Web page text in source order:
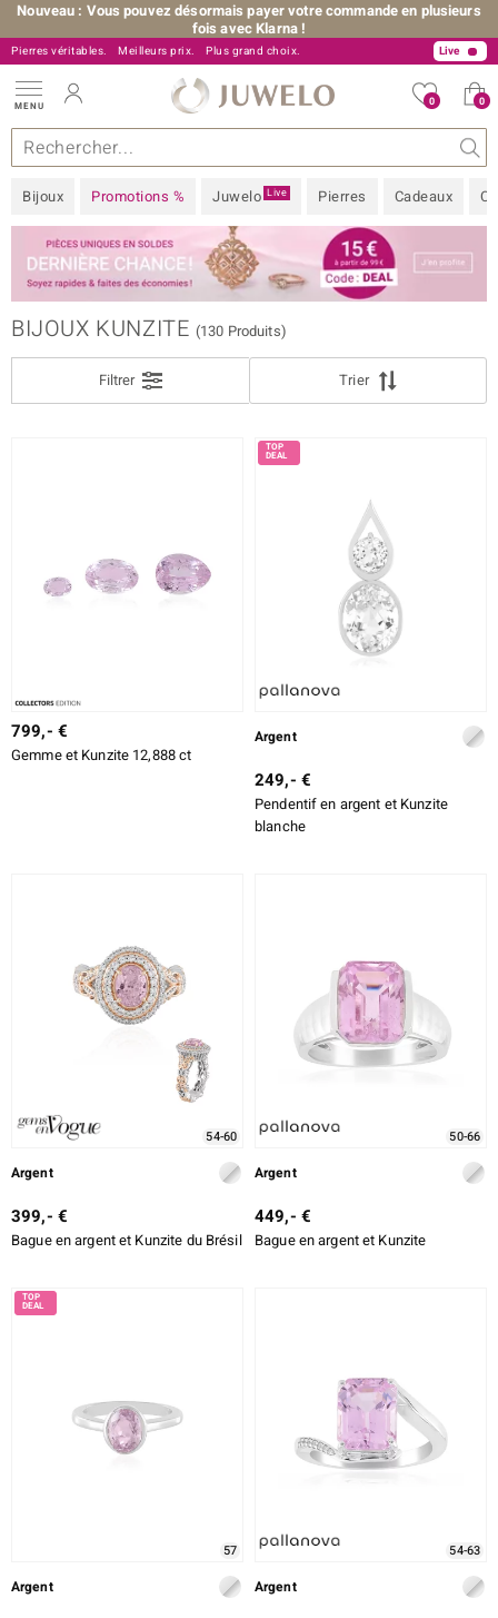
Nouveau : Vous pouvez désormais payer votre commande en plusieurs
fois avec Klarna !
Pierres véritables. Meilleurs prix. Plus grand choix.
+33 805 34 34 34 Live
MENU 0 0
Bijoux Promotions % JuweloLive Pierres Cadeaux
Métal Précieux
Pierres préférées
Bon à savoir
BIJOUX KUNZITE (130 Produits)
Trier
Filtrer
BIJOU
DÉNOMINATION EXACTE
MÉTAL PRÉCIEUX
COULEUR DE PIERRE
ALLIAGE
SERTISSAGE
Fermer
799,- €
Gemme et Kunzite 12,888 ct
Argent
249,- €
Pendentif en argent et Kunzite
blanche
54-60
Argent
399,- €
Bague en argent et Kunzite du Brésil
50-66
Argent
449,- €
Bague en argent et Kunzite
57
Argent
54-63
Argent